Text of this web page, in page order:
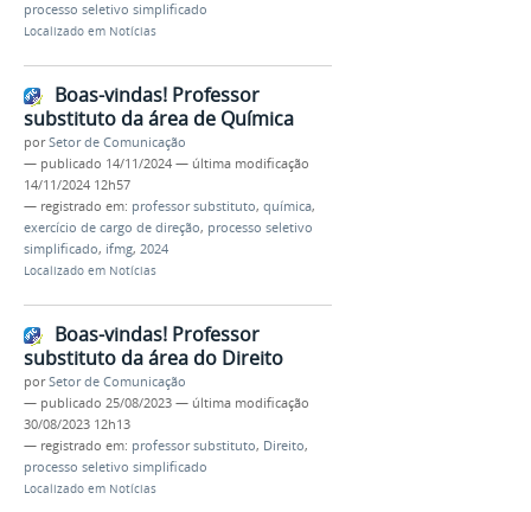
processo seletivo simplificado
Localizado em Notícias
Boas-vindas! Professor
substituto da área de Química
porSetor de Comunicação
— publicado 14/11/2024 — última modificação
14/11/2024 12h57
— registrado em: professor substituto, química,
exercício de cargo de direção, processo seletivo
simplificado, ifmg, 2024
Localizado em Notícias
Boas-vindas! Professor
substituto da área do Direito
porSetor de Comunicação
— publicado 25/08/2023 — última modificação
30/08/2023 12h13
— registrado em: professor substituto, Direito,
processo seletivo simplificado
Localizado em Notícias